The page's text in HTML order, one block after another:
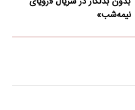
نیمه‌شب»